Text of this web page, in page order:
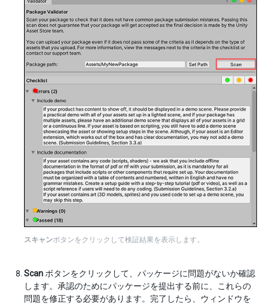
スキャンボタンをクリックして検証結果を表示します。
Scan ボタンをクリックして、パッケージに問題がないか確認
します。承認のためにパッケージを提出する前に、これらの
問題を修正する必要があります。完了したら、ウィンドウを